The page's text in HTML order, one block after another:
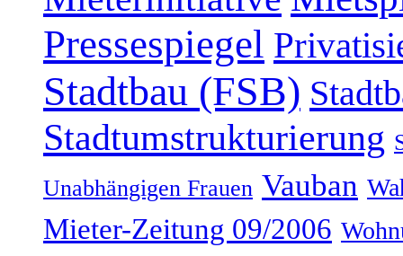
Pressespiegel
Stadtbau (FSB)
Stadtumstrukturierung
Unabhängigen Frauen Vauban
Mieter-Zeitung 09/2006